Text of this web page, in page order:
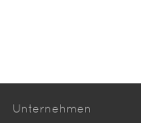
Unternehmen